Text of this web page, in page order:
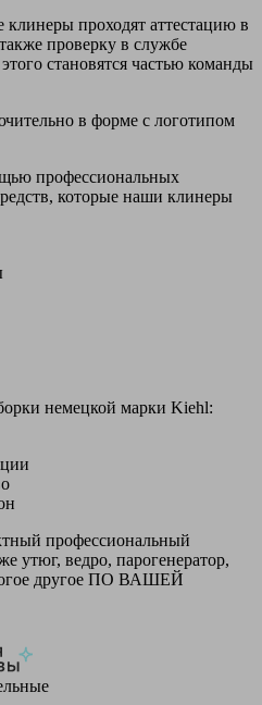
проходят аттестацию в
проверку в службе
становятся частью команды
в форме с логотипом
профессиональных
которые наши клинеры
немецкой марки Kiehl:
профессиональный
утюг, ведро, парогенератор,
другое ПО ВАШЕЙ